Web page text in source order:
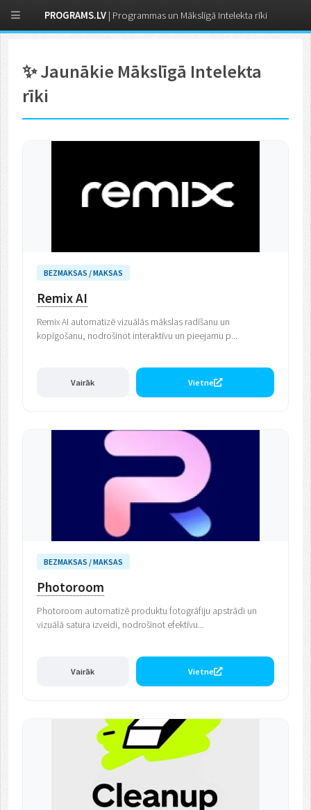
✨ Jaunākie Mākslīgā Intelekta
rīki
BEZMAKSAS / MAKSAS
Remix AI
Remix AI automatizē vizuālās mākslas radīšanu un
kopīgošanu, nodrošinot interaktīvu un pieejamu p...
Vairāk Vietne
BEZMAKSAS / MAKSAS
Photoroom
Photoroom automatizē produktu fotogrāfiju apstrādi un
vizuālā satura izveidi, nodrošinot efektīvu...
Vairāk Vietne
PROGRAMS.LV | Programmas un Mākslīgā Intelekta rīki